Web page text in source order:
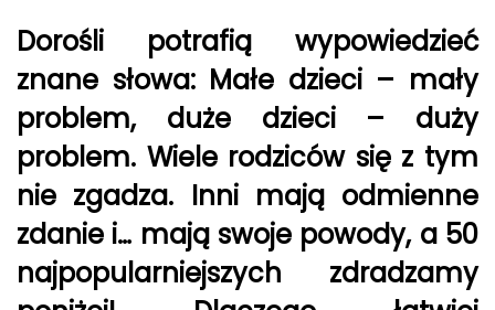
Dorośli potrafią wypowiedzieć
znane słowa: Małe dzieci – mały
problem, duże dzieci – duży
problem. Wiele rodziców się z tym
nie zgadza. Inni mają odmienne
zdanie i… mają swoje powody, a 50
najpopularniejszych zdradzamy